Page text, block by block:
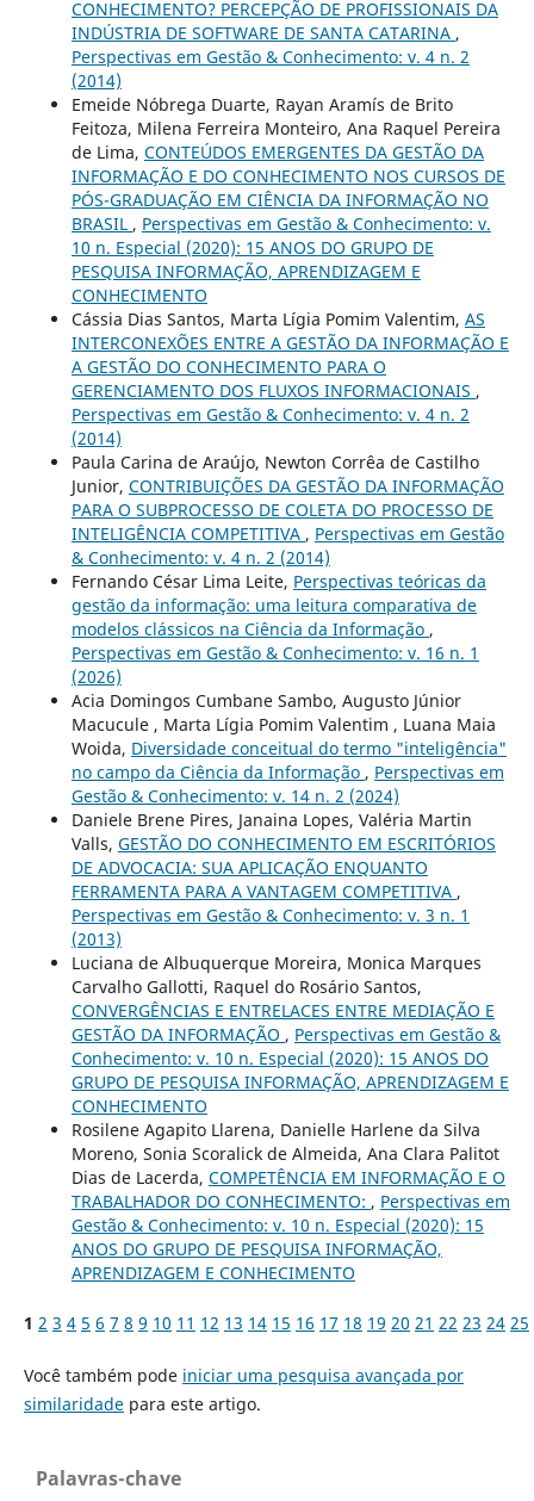
CONHECIMENTO? PERCEPÇÃO DE PROFISSIONAIS DA
INDÚSTRIA DE SOFTWARE DE SANTA CATARINA ,
Perspectivas em Gestão & Conhecimento: v. 4 n. 2
(2014)
Emeide Nóbrega Duarte, Rayan Aramís de Brito
Feitoza, Milena Ferreira Monteiro, Ana Raquel Pereira
de Lima, CONTEÚDOS EMERGENTES DA GESTÃO DA
INFORMAÇÃO E DO CONHECIMENTO NOS CURSOS DE
PÓS-GRADUAÇÃO EM CIÊNCIA DA INFORMAÇÃO NO
BRASIL , Perspectivas em Gestão & Conhecimento: v.
10 n. Especial (2020): 15 ANOS DO GRUPO DE
PESQUISA INFORMAÇÃO, APRENDIZAGEM E
CONHECIMENTO
Cássia Dias Santos, Marta Lígia Pomim Valentim, AS
INTERCONEXÕES ENTRE A GESTÃO DA INFORMAÇÃO E
A GESTÃO DO CONHECIMENTO PARA O
GERENCIAMENTO DOS FLUXOS INFORMACIONAIS ,
Perspectivas em Gestão & Conhecimento: v. 4 n. 2
(2014)
Paula Carina de Araújo, Newton Corrêa de Castilho
Junior, CONTRIBUIÇÕES DA GESTÃO DA INFORMAÇÃO
PARA O SUBPROCESSO DE COLETA DO PROCESSO DE
INTELIGÊNCIA COMPETITIVA , Perspectivas em Gestão
& Conhecimento: v. 4 n. 2 (2014)
Fernando César Lima Leite, Perspectivas teóricas da
gestão da informação: uma leitura comparativa de
modelos clássicos na Ciência da Informação ,
Perspectivas em Gestão & Conhecimento: v. 16 n. 1
(2026)
Acia Domingos Cumbane Sambo, Augusto Júnior
Macucule , Marta Lígia Pomim Valentim , Luana Maia
Woida, Diversidade conceitual do termo "inteligência"
no campo da Ciência da Informação , Perspectivas em
Gestão & Conhecimento: v. 14 n. 2 (2024)
Daniele Brene Pires, Janaina Lopes, Valéria Martin
Valls, GESTÃO DO CONHECIMENTO EM ESCRITÓRIOS
DE ADVOCACIA: SUA APLICAÇÃO ENQUANTO
FERRAMENTA PARA A VANTAGEM COMPETITIVA ,
Perspectivas em Gestão & Conhecimento: v. 3 n. 1
(2013)
Luciana de Albuquerque Moreira, Monica Marques
Carvalho Gallotti, Raquel do Rosário Santos,
CONVERGÊNCIAS E ENTRELACES ENTRE MEDIAÇÃO E
GESTÃO DA INFORMAÇÃO , Perspectivas em Gestão &
Conhecimento: v. 10 n. Especial (2020): 15 ANOS DO
GRUPO DE PESQUISA INFORMAÇÃO, APRENDIZAGEM E
CONHECIMENTO
Rosilene Agapito Llarena, Danielle Harlene da Silva
Moreno, Sonia Scoralick de Almeida, Ana Clara Palitot
Dias de Lacerda, COMPETÊNCIA EM INFORMAÇÃO E O
TRABALHADOR DO CONHECIMENTO: , Perspectivas em
Gestão & Conhecimento: v. 10 n. Especial (2020): 15
ANOS DO GRUPO DE PESQUISA INFORMAÇÃO,
APRENDIZAGEM E CONHECIMENTO
1 2 3 4 5 6 7 8 9 10 11 12 13 14 15 16 17 18 19 20 21 22 23 24 25
Você também pode iniciar uma pesquisa avançada por
similaridadepara este artigo.
Palavras-chave